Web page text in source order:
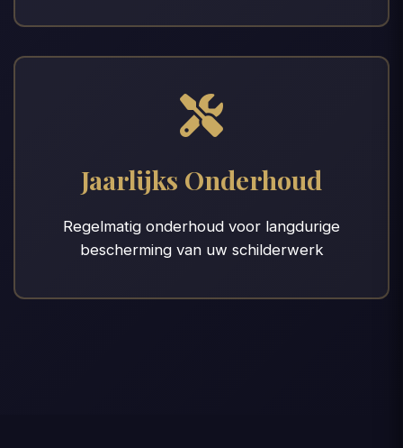
Jaarlijks Onderhoud
Regelmatig onderhoud voor langdurige
bescherming van uw schilderwerk